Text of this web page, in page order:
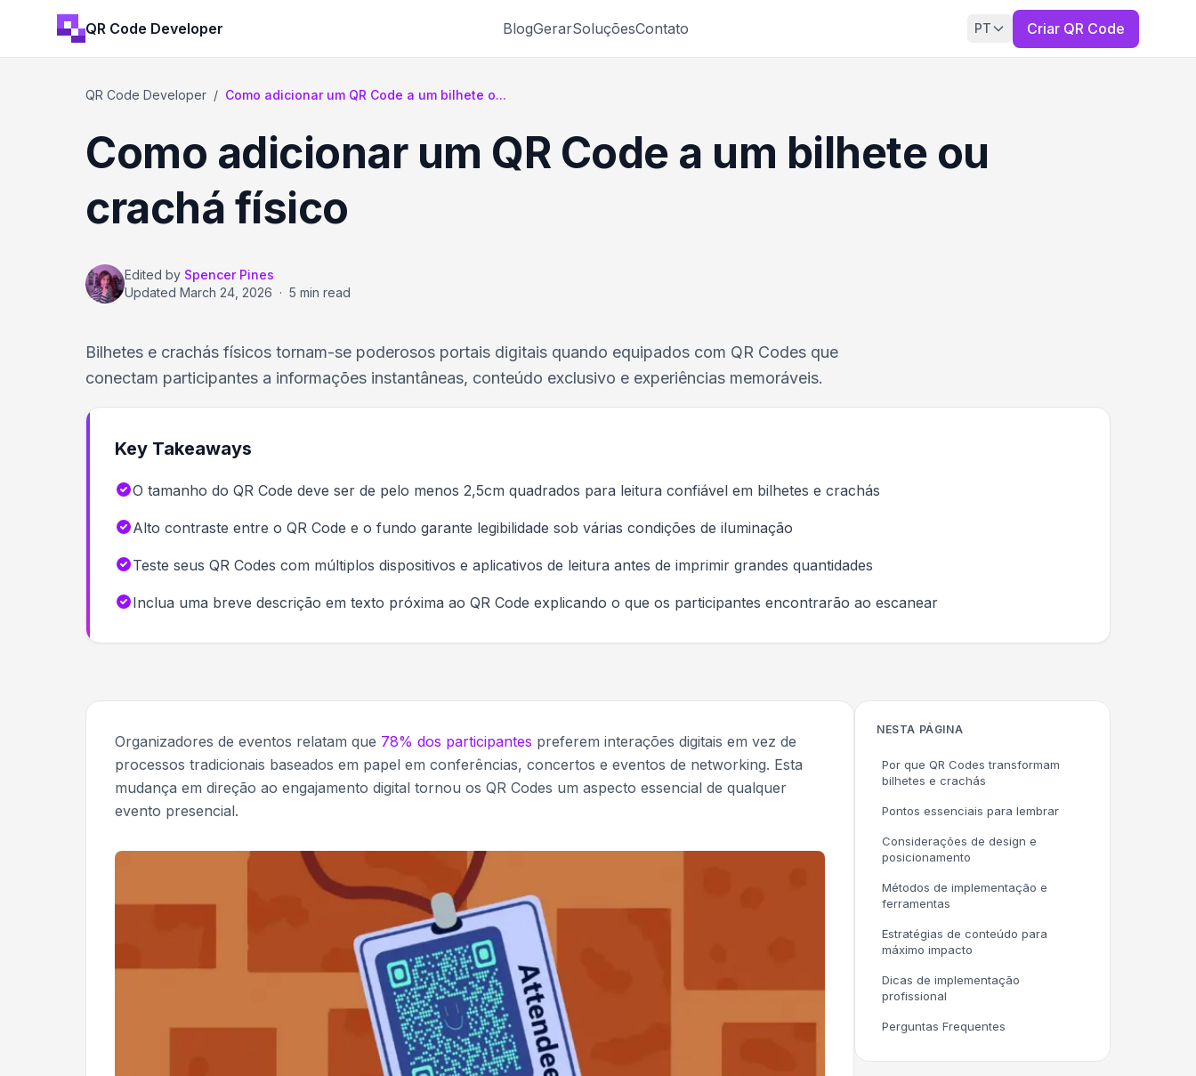
QR Code Developer BlogGerarSoluçõesContato PT Criar QR Code
QR Code Developer / Como adicionar um QR Code a um bilhete o...
Como adicionar um QR Code a um bilhete ou
crachá físico
Edited by Spencer Pines
Updated March 24, 2026 · 5 min read
Bilhetes e crachás físicos tornam-se poderosos portais digitais quando equipados com QR Codes que
conectam participantes a informações instantâneas, conteúdo exclusivo e experiências memoráveis.
Key Takeaways
O tamanho do QR Code deve ser de pelo menos 2,5cm quadrados para leitura confiável em bilhetes e crachás
Alto contraste entre o QR Code e o fundo garante legibilidade sob várias condições de iluminação
Teste seus QR Codes com múltiplos dispositivos e aplicativos de leitura antes de imprimir grandes quantidades
Inclua uma breve descrição em texto próxima ao QR Code explicando o que os participantes encontrarão ao escanear
Organizadores de eventos relatam que 78% dos participantes preferem interações digitais em vez de
processos tradicionais baseados em papel em conferências, concertos e eventos de networking. Esta
mudança em direção ao engajamento digital tornou os QR Codes um aspecto essencial de qualquer
evento presencial.
NESTA PÁGINA
Por que QR Codes transformam
bilhetes e crachás
Pontos essenciais para lembrar
Considerações de design e
posicionamento
Métodos de implementação e
ferramentas
Estratégias de conteúdo para
máximo impacto
Dicas de implementação
profissional
Perguntas Frequentes